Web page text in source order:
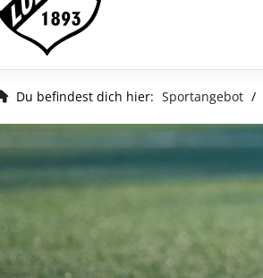
Du befindest dich hier: Sportangebot